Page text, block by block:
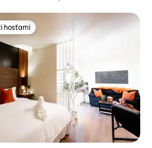
hosťami
hosťami